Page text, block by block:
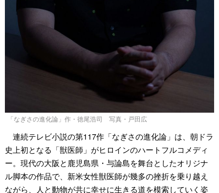
「なぎさの進化論」作・徳尾浩司 写真・戸田広
連続テレビ小説の第117作「なぎさの進化論」は、朝ドラ
史上初となる「獣医師」がヒロインのハートフルコメディ
ー。現代の大阪と鹿児島県・与論島を舞台としたオリジナ
ル脚本の作品で、新米女性獣医師が幾多の挫折を乗り越え
ながら、人と動物が共に幸せに生きる道を模索していく姿